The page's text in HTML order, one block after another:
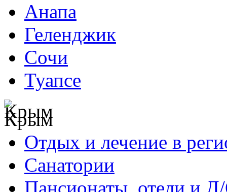
Анапа
Геленджик
Сочи
Туапсе
Крым
Отдых и лечение в
Санатории